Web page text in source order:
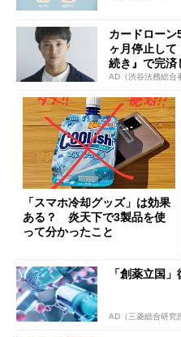
カードロー
ヶ月停止し
続き』で完済
AD（渋谷法務総合
「スマホ冷却グッズ」は効果
ある？ 炎天下で3製品を使
って分かったこと
「創薬立国
AD（三菱総合研究